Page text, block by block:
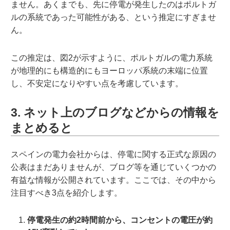
ません。あくまでも、先に停電が発生したのはポルトガ
ルの系統であった可能性がある、という推定にすぎませ
ん。
この推定は、図2が示すように、ポルトガルの電力系統
が地理的にも構造的にもヨーロッパ系統の末端に位置
し、不安定になりやすい点を考慮しています。
3. ネット上のブログなどからの情報を
まとめると
スペインの電力会社からは、停電に関する正式な原因の
公表はまだありませんが、ブログ等を通じていくつかの
有益な情報が公開されています。ここでは、その中から
注目すべき3点を紹介します。
停電発生の約2時間前から、コンセントの電圧が約